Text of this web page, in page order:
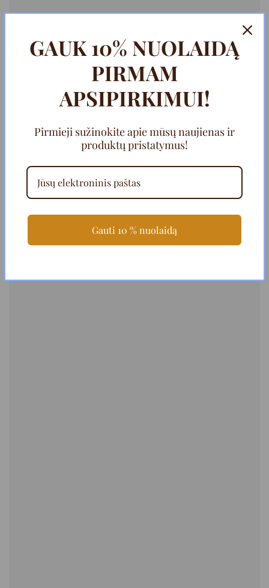
GAUK 10% NUOLAIDĄ
PIRMAM
APSIPIRKIMUI!
Pirmieji sužinokite apie mūsų naujienas ir
produktų pristatymus!
Gauti 10 % nuolaidą